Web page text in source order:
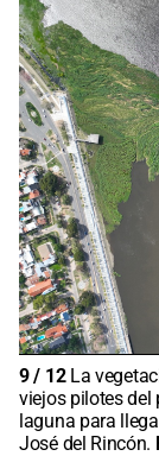
9/ 12 La
viejos pilotes del
laguna para
José del Rincón.